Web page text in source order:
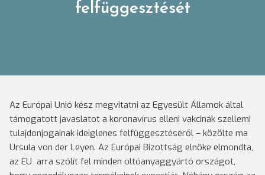
felfüggesztését
Az Európai Unió kész megvitatni az Egyesült Államok által
támogatott javaslatot a koronavírus elleni vakcinák szellemi
tulajdonjogainak ideiglenes felfüggesztéséről – közölte ma
Ursula von der Leyen. Az Európai Bizottság elnöke elmondta,
az EU arra szólít fel minden oltóanyaggyártó országot,